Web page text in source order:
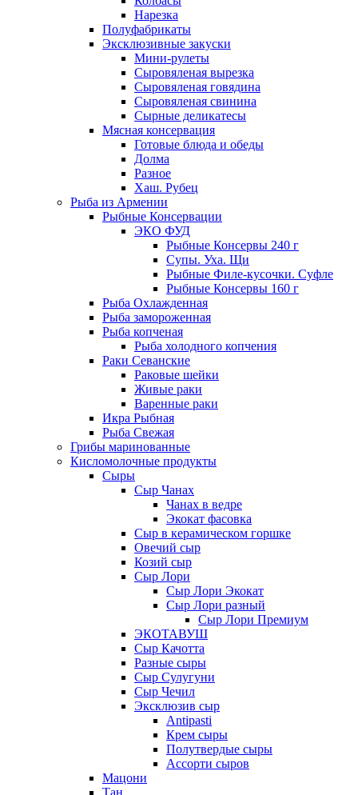
Нарезка
Полуфабрикаты
Эксклюзивные закуски
Мини-рулеты
Сыровяленая вырезка
Сыровяленая говядина
Сыровяленая свинина
Сырные деликатесы
Мясная консервация
Готовые блюда и обеды
Долма
Разное
Хаш. Рубец
Рыба из Армении
Рыбные Консервации
ЭКО ФУД
Рыбные Консервы 240 г
Супы. Уха. Щи
Рыбные Филе-кусочки. Суфле
Рыбные Консервы 160 г
Рыба Охлажденная
Рыба замороженная
Рыба копченая
Рыба холодного копчения
Раки Севанские
Раковые шейки
Живые раки
Варенные раки
Икра Рыбная
Рыба Свежая
Грибы маринованные
Кисломолочные продукты
Сыры
Сыр Чанах
Чанах в ведре
Экокат фасовка
Сыр в керамическом горшке
Овечий сыр
Козий сыр
Сыр Лори
Сыр Лори Экокат
Сыр Лори разный
Сыр Лори Премиум
ЭКОТАВУШ
Сыр Качотта
Разные сыры
Сыр Сулугуни
Сыр Чечил
Эксклюзив сыр
Antipasti
Крем сыры
Полутвердые сыры
Ассорти сыров
Мацони
Тан